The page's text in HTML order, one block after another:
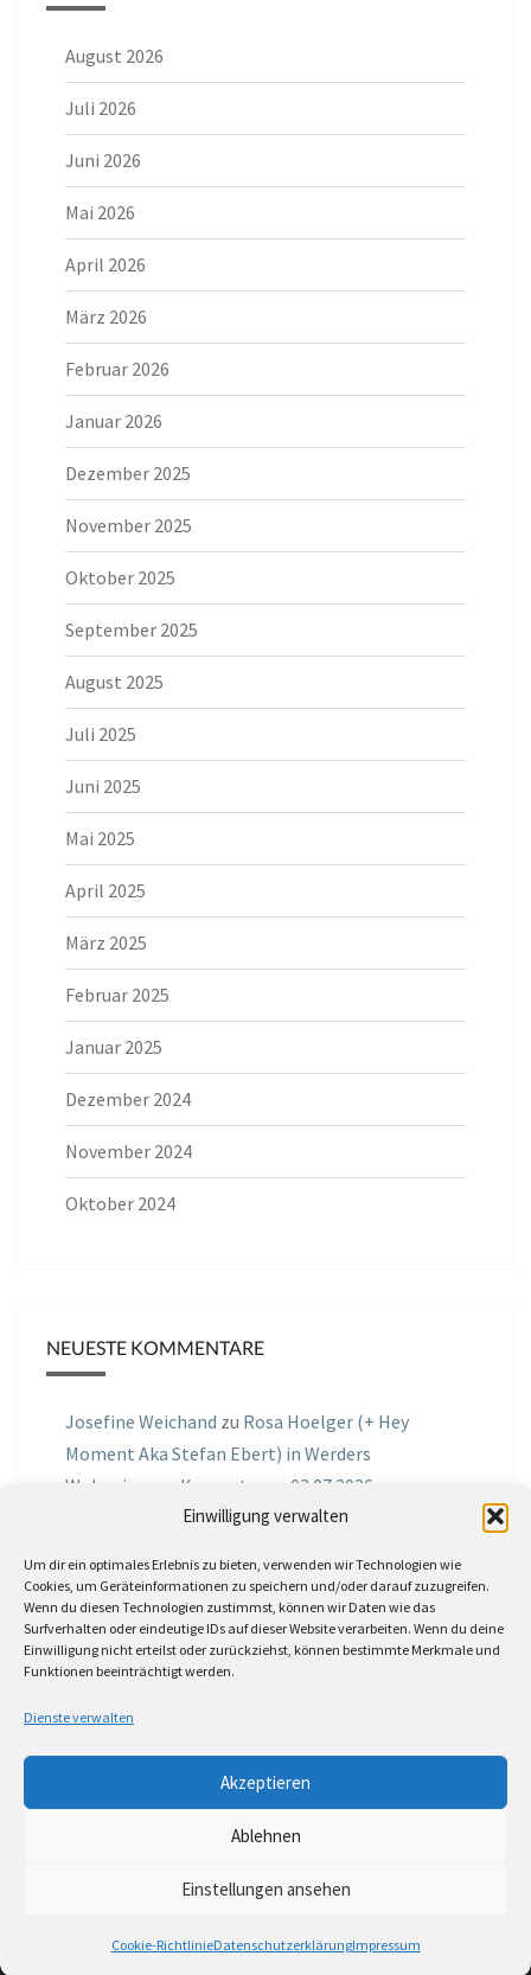
Einwilligung verwalten
Um dir ein optimales Erlebnis zu bieten, verwenden wir Technologien wie
Cookies, um Geräteinformationen zu speichern und/oder darauf zuzugreifen.
Wenn du diesen Technologien zustimmst, können wir Daten wie das
Surfverhalten oder eindeutige IDs auf dieser Website verarbeiten. Wenn du deine
Einwilligung nicht erteilst oder zurückziehst, können bestimmte Merkmale und
Funktionen beeinträchtigt werden.
Dienste verwalten
Akzeptieren
Ablehnen
Einstellungen ansehen
Cookie-RichtlinieDatenschutzerklärungImpressum
August 2026
Juli 2026
Juni 2026
Mai 2026
April 2026
März 2026
Februar 2026
Januar 2026
Dezember 2025
November 2025
Oktober 2025
September 2025
August 2025
Juli 2025
Juni 2025
Mai 2025
April 2025
März 2025
Februar 2025
Januar 2025
Dezember 2024
November 2024
Oktober 2024
NEUESTE KOMMENTARE
Josefine Weichand zu Rosa Hoelger (+ Hey
Moment Aka Stefan Ebert) in Werders
Wohnzimmer Konzerte am 03.07.2026
Podcast Nr.01 vom 08.09.2025 mit Joe Astray
MIRI IN THE GREENzuMiri in the Green in der
Hemingway Lounge, am 30.05.2026
MollezuInterview mit dem Vinylexpress zum
8ten Vinylflohmarkt am 16.05.2026